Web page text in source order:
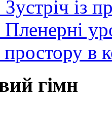
із
простору
гімн